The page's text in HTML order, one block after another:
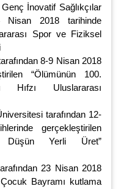
İnovatif Sağlıkçılar
Nisan 2018 tarihinde
Spor ve Fiziksel
8-9 Nisan 2018
“Ölümünün 100.
Hıfzı Uluslararası
tarafından 12-
gerçekleştirilen
Düşün Yerli Üret”
23 Nisan 2018
Bayramı kutlama